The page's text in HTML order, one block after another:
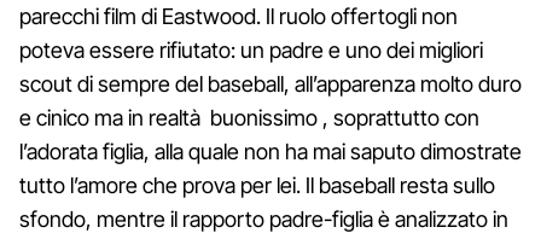
parecchi film di Eastwood. Il ruolo offertogli non
poteva essere rifiutato: un padre e uno dei migliori
scout di sempre del baseball, all’apparenza molto duro
e cinico ma in realtà buonissimo , soprattutto con
l’adorata figlia, alla quale non ha mai saputo dimostrate
tutto l’amore che prova per lei. Il baseball resta sullo
sfondo, mentre il rapporto padre-figlia è analizzato in